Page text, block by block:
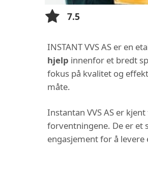
7.5
INSTANT VVS AS er en
hjelp innenfor et bredt
fokus på kvalitet og
måte.
Instantan VVS AS er
forventningene. De er et
engasjement for å